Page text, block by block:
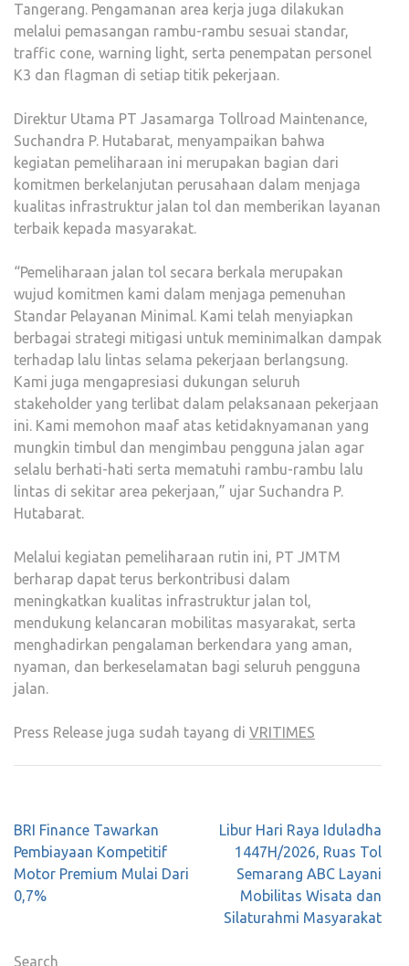
Tangerang. Pengamanan area kerja juga dilakukan
melalui pemasangan rambu-rambu sesuai standar,
traffic cone, warning light, serta penempatan personel
K3 dan flagman di setiap titik pekerjaan.
Direktur Utama PT Jasamarga Tollroad Maintenance,
Suchandra P. Hutabarat, menyampaikan bahwa
kegiatan pemeliharaan ini merupakan bagian dari
komitmen berkelanjutan perusahaan dalam menjaga
kualitas infrastruktur jalan tol dan memberikan layanan
terbaik kepada masyarakat.
“Pemeliharaan jalan tol secara berkala merupakan
wujud komitmen kami dalam menjaga pemenuhan
Standar Pelayanan Minimal. Kami telah menyiapkan
berbagai strategi mitigasi untuk meminimalkan dampak
terhadap lalu lintas selama pekerjaan berlangsung.
Kami juga mengapresiasi dukungan seluruh
stakeholder yang terlibat dalam pelaksanaan pekerjaan
ini. Kami memohon maaf atas ketidaknyamanan yang
mungkin timbul dan mengimbau pengguna jalan agar
selalu berhati-hati serta mematuhi rambu-rambu lalu
lintas di sekitar area pekerjaan,” ujar Suchandra P.
Hutabarat.
Melalui kegiatan pemeliharaan rutin ini, PT JMTM
berharap dapat terus berkontribusi dalam
meningkatkan kualitas infrastruktur jalan tol,
mendukung kelancaran mobilitas masyarakat, serta
menghadirkan pengalaman berkendara yang aman,
nyaman, dan berkeselamatan bagi seluruh pengguna
jalan.
Press Release juga sudah tayang di VRITIMES
Post
navigation
BRI Finance Tawarkan
Pembiayaan Kompetitif
Motor Premium Mulai Dari
0,7%
Libur Hari Raya Iduladha
1447H/2026, Ruas Tol
Semarang ABC Layani
Mobilitas Wisata dan
Silaturahmi Masyarakat
Search